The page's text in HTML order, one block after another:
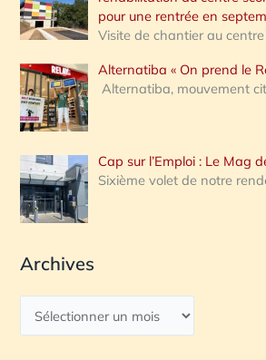
pour une rentrée en
Visite de chantier au
Alternatiba « On prend le
Alternatiba, mouvement
Cap sur l’Emploi : Le Mag
Sixième volet de notre
Archives